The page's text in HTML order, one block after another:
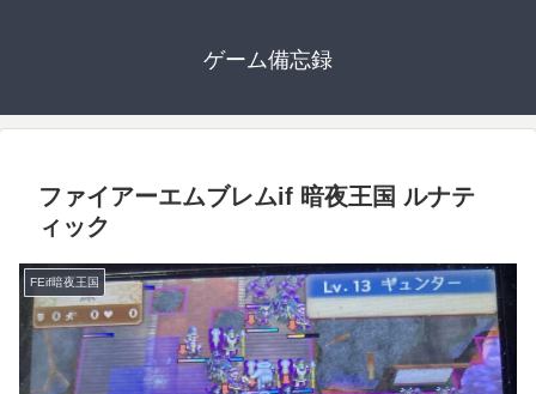
ゲーム備忘録
ファイアーエムブレムif 暗夜王国 ルナテ
ィック
FEif暗夜王国